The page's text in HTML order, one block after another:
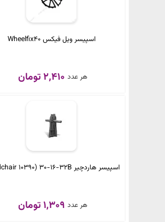
اسپیسر ویل فیکس Wheelfix40
2,410 تومان هر عدد
اسپیسر هاردچیر Hardchair 10390) 30-16-32B)
1,309 تومان هر عدد